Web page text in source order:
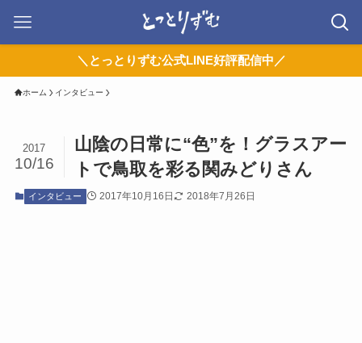
＼とっとりずむ公式LINE好評配信中／
ホーム インタビュー
山陰の日常に“色”を！グラスアー
トで鳥取を彩る関みどりさん
2017
10/16
インタビュー 2017年10月16日 2018年7月26日